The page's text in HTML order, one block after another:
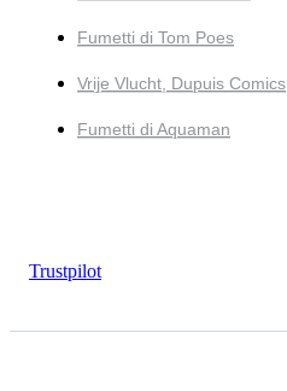
Fumetti di Tom Poes
Vrije Vlucht, Dupuis Comics
Fumetti di Aquaman
Trustpilot